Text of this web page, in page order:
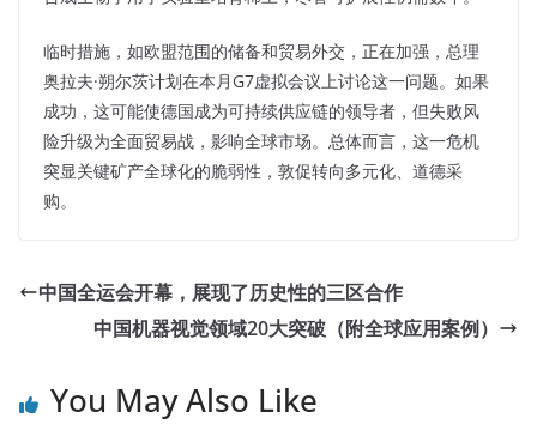
临时措施，如欧盟范围的储备和贸易外交，正在加强，总理
奥拉夫·朔尔茨计划在本月G7虚拟会议上讨论这一问题。如果
成功，这可能使德国成为可持续供应链的领导者，但失败风
险升级为全面贸易战，影响全球市场。总体而言，这一危机
突显关键矿产全球化的脆弱性，敦促转向多元化、道德采
购。
中国全运会开幕，展现了历史性的三区合作
中国机器视觉领域20大突破（附全球应用案例）
You May Also Like